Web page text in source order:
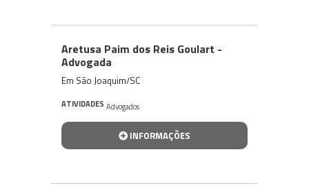
Aretusa Paim dos Reis Goulart -
Advogada
Em São Joaquim/SC
ATIVIDADES Advogados
INFORMAÇÕES